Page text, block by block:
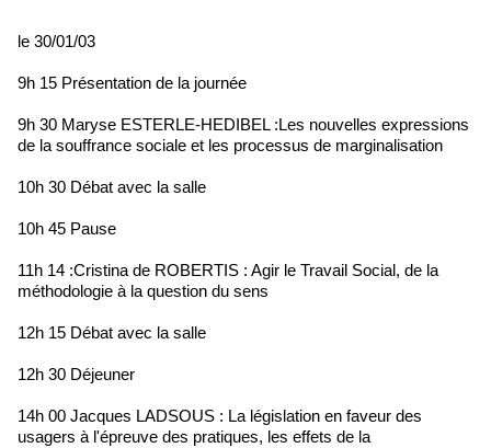
le 30/01/03
9h 15 Présentation de la journée
9h 30 Maryse ESTERLE-HEDIBEL :Les nouvelles expressions
de la souffrance sociale et les processus de marginalisation
10h 30 Débat avec la salle
10h 45 Pause
11h 14 :Cristina de ROBERTIS : Agir le Travail Social, de la
méthodologie à la question du sens
12h 15 Débat avec la salle
12h 30 Déjeuner
14h 00 Jacques LADSOUS : La législation en faveur des
usagers à l'épreuve des pratiques, les effets de la